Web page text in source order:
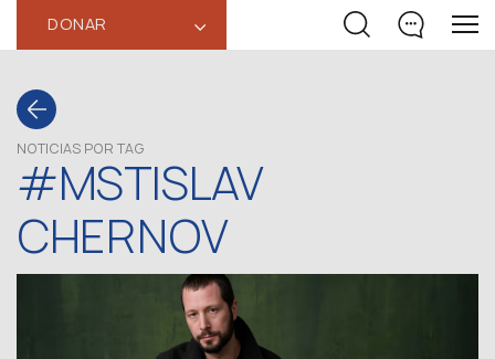
DONAR ‹
NOTICIAS POR TAG
#MSTISLAV
CHERNOV